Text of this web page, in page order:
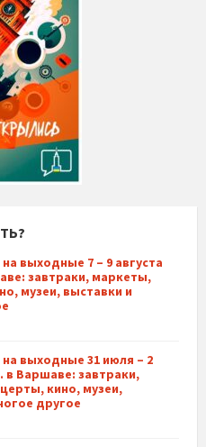
выходные 7 – 9 августа
завтраки, маркеты,
музеи, выставки и
выходные 31 июля – 2
в Варшаве: завтраки,
кино, музеи,
другое